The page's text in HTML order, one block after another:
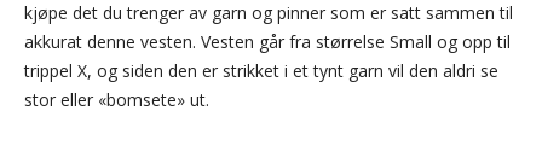
kjøpe det du trenger av garn og pinner som er satt sammen til
akkurat denne vesten. Vesten går fra størrelse Small og opp til
trippel X, og siden den er strikket i et tynt garn vil den aldri se
stor eller «bomsete» ut.